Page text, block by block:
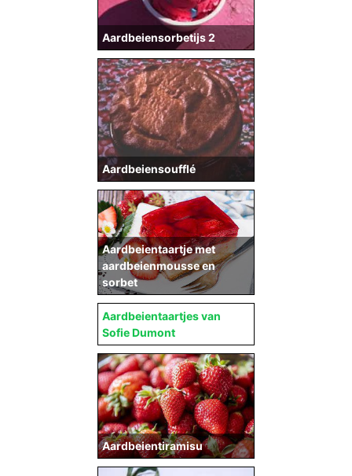
Aardbeiensorbetijs 2
Aardbeiensoufflé
Aardbeientaartje met
aardbeienmousse en
sorbet
Aardbeientaartjes van
Sofie Dumont
Aardbeientiramisu